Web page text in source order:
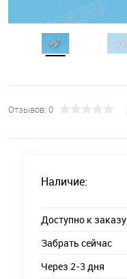
Отзывов: 0
Наличие:
Доступно к заказу
Забрать сейчас
Через 2-3 дня